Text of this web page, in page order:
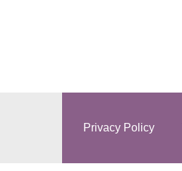
Privacy Policy